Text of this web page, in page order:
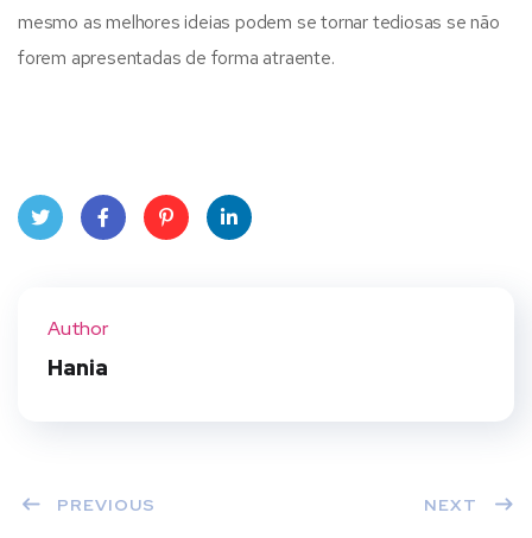
mesmo as melhores ideias podem se tornar tediosas se não
forem apresentadas de forma atraente.
Author
Hania
PREVIOUS NEXT